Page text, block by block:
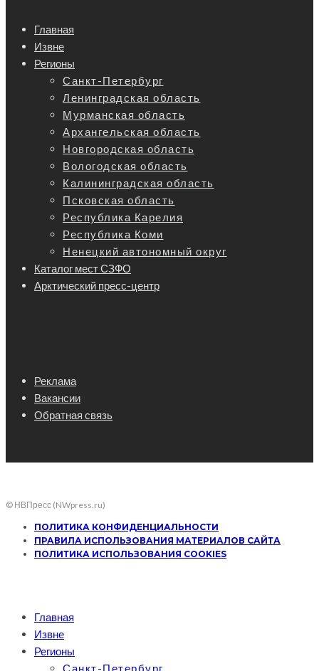
Главная
Извне
Регионы
Санкт-Петербург
Ленинградская область
Мурманская область
Архангельская область
Новгородская область
Вологодская область
Калининградская область
Псковская область
Республика Карелия
Республика Коми
Ненецкий автономный округ
Каталог мест СЗФО
Арктический пресс-центр
Реклама
Вакансии
Обратная связь
© НВПресс (NWpress.ru)
ПОЛИТИКА КОНФИДЕНЦИАЛЬНОСТИ
ПРАВИЛА ИСПОЛЬЗОВАНИЯ МАТЕРИАЛОВ САЙТА
ПОЛИТИКА ИСПОЛЬЗОВАНИЯ COOKIES
Главная
Извне
Регионы
Санкт-Петербург